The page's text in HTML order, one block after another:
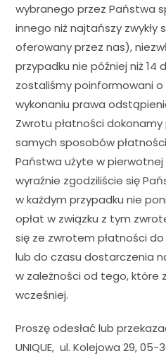
wybranego przez Państwa
innego niż najtańszy
oferowany przez nas),
przypadku nie później niż 14
zostaliśmy poinformowani
wykonaniu prawa
Zwrotu płatności dokonamy
samych sposobów
Państwa użyte w pierwotnej
wyraźnie zgodziliście się
w każdym przypadku nie
opłat w związku z tym
się ze zwrotem płatności
lub do czasu dostarczenia
w zależności od tego, które
wcześniej.
Proszę odesłać lub
UNIQUE, ul. Kolejowa 29,